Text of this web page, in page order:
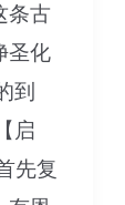
条古
圣化
到
启
先复